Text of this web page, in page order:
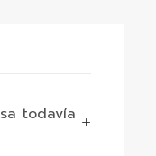
todavía